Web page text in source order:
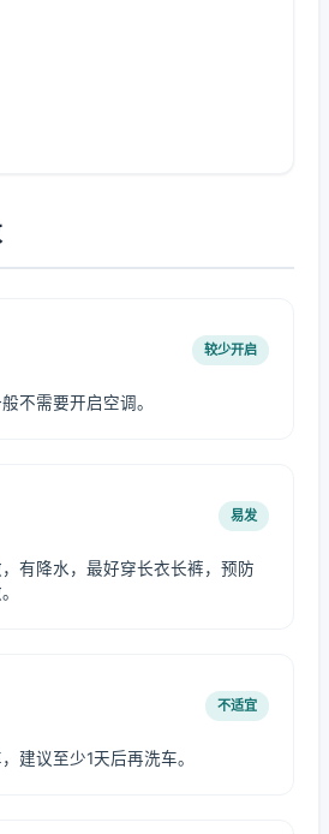
较少开启
不需要开启空调。
易发
有降水，最好穿长衣长裤，预防
不适宜
建议至少1天后再洗车。